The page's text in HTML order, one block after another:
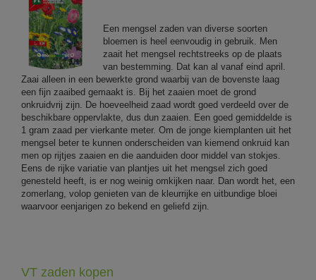
Een mengsel zaden van diverse soorten
bloemen is heel eenvoudig in gebruik. Men
zaait het mengsel rechtstreeks op de plaats
van bestemming. Dat kan al vanaf eind april.
Zaai alleen in een bewerkte grond waarbij van de bovenste laag
een fijn zaaibed gemaakt is. Bij het zaaien moet de grond
onkruidvrij zijn. De hoeveelheid zaad wordt goed verdeeld over de
beschikbare oppervlakte, dus dun zaaien. Een goed gemiddelde is
1 gram zaad per vierkante meter. Om de jonge kiemplanten uit het
mengsel beter te kunnen onderscheiden van kiemend onkruid kan
men op rijtjes zaaien en die aanduiden door middel van stokjes.
Eens de rijke variatie van plantjes uit het mengsel zich goed
genesteld heeft, is er nog weinig omkijken naar. Dan wordt het, een
zomerlang, volop genieten van de kleurrijke en uitbundige bloei
waarvoor eenjarigen zo bekend en geliefd zijn.
VT zaden kopen